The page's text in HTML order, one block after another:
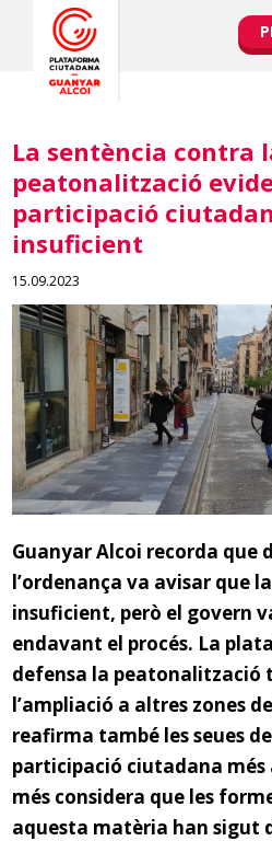
La sentència contra
peatonalització
participació
insuficient
15.09.2023
Guanyar Alcoi recorda que
l’ordenança va avisar que
insuficient, però el govern
endavant el procés. La
defensa la peatonalització
l’ampliació a altres zones
reafirma també les seues
participació ciutadana més
més considera que les
aquesta matèria han sigut